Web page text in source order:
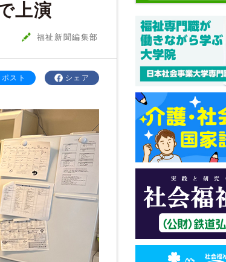
上演
福祉新聞編集部
シェア
ポスト